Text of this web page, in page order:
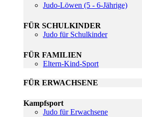
Judo-Löwen (5 - 6-Jährige)
FÜR SCHULKINDER
Judo für Schulkinder
FÜR FAMILIEN
Eltern-Kind-Sport
FÜR ERWACHSENE
Kampfsport
Judo für Erwachsene